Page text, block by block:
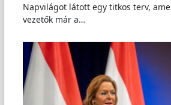
Napvilágot látott egy titkos terv,
vezetők már a…